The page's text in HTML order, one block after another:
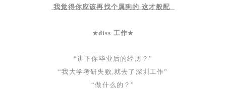
我觉得你应该再找个属狗的 这才般配
★diss 工作★
“讲下你毕业后的经历？”
“我大学考研失败,就去了深圳工作”
“做什么的？”